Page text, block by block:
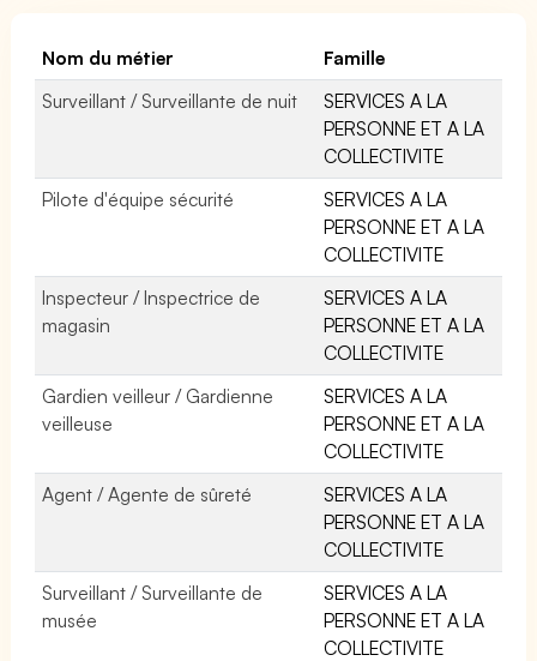
Nom du métier
Famille
Surveillant / Surveillante de nuit
SERVICES A LA
PERSONNE ET A LA
COLLECTIVITE
Pilote d'équipe sécurité
SERVICES A LA
PERSONNE ET A LA
COLLECTIVITE
Inspecteur / Inspectrice de
magasin
SERVICES A LA
PERSONNE ET A LA
COLLECTIVITE
Gardien veilleur / Gardienne
veilleuse
SERVICES A LA
PERSONNE ET A LA
COLLECTIVITE
Agent / Agente de sûreté
SERVICES A LA
PERSONNE ET A LA
COLLECTIVITE
Surveillant / Surveillante de
musée
SERVICES A LA
PERSONNE ET A LA
COLLECTIVITE